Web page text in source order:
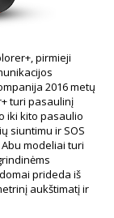
pirmieji
2016 metų
turi pasaulinį
iki kito pasaulio
siuntimu ir SOS
modeliai turi
prideda iš
aukštimatį ir